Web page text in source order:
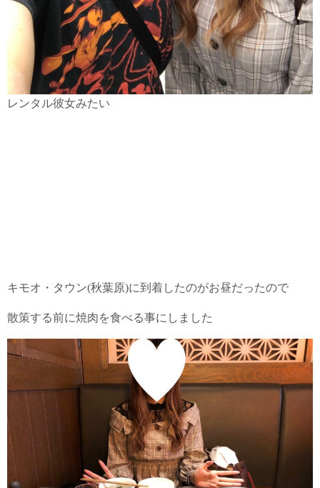
レンタル彼女みたい
キモオ・タウン(秋葉原)に到着したのがお昼だったので
散策する前に焼肉を食べる事にしました